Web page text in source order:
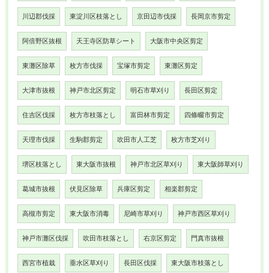
川辺郡伐採 東淀川区枝落とし 京田辺市伐採 長岡京市剪定
阿倍野区抜根 天王寺区防草シート 大阪市中央区剪定
東灘区除草 枚方市伐採 宝塚市剪定 東灘区剪定
大津市抜根 神戸市北区剪定 明石市草刈り 長田区剪定
住吉区伐採 枚方市枝落とし 富田林市剪定 四條畷市剪定
天理市伐採 生駒郡剪定 吹田市人工芝 枚方市芝刈り
堺区枝落とし 東大阪市抜根 神戸市北区草刈り 東大阪師草刈り
葛城市抜根 伏見区除草 兵庫区剪定 相楽郡剪定
高槻市剪定 東大阪市消毒 尼崎市草刈り 神戸市西区草刈り
神戸市灘区伐採 吹田市枝落とし 右京区剪定 門真市抜根
西宮市植栽 垂水区草刈り 長田区伐採 東大阪市枝落とし